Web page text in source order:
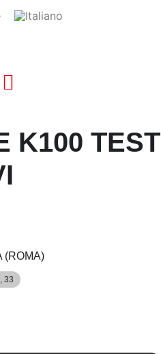
K100 TEST
(ROMA)
33